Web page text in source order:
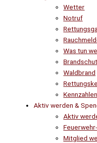
Wetter
Notruf
Was tun
Waldbrand
Aktiv werden &
Aktiv
Mitglied